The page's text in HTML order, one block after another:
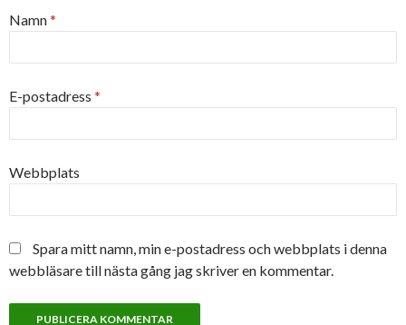
Namn*
E-postadress *
Webbplats
Spara mitt namn, min e-postadress och webbplats i denna
webbläsare till nästa gång jag skriver en kommentar.